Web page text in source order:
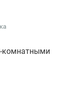
комнатными